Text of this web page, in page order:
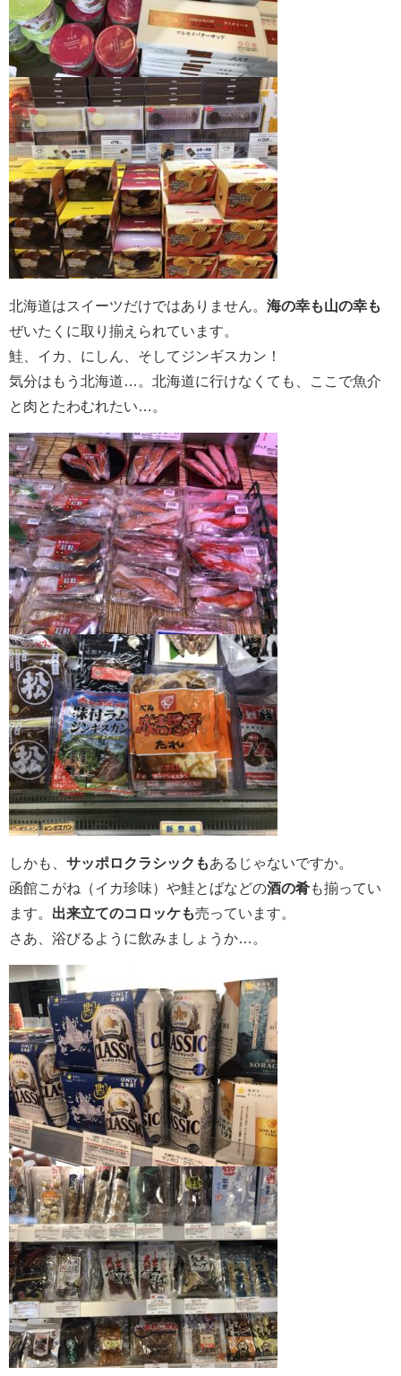
北海道はスイーツだけではありません。 海の幸も山の幸も
ぜいたくに取り揃えられています。
鮭、イカ、にしん、そしてジンギスカン！
気分はもう北海道…。北海道に行けなくても、ここで魚介
と肉とたわむれたい…。
しかも、 サッポロクラシックもあるじゃないですか。
函館こがね（イカ珍味）や鮭とばなどの酒の肴も揃ってい
ます。 出来立てのコロッケも売っています。
さあ、浴びるように飲みましょうか…。